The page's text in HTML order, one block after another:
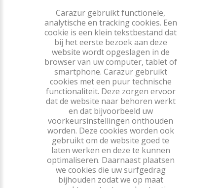
Carazur gebruikt functionele,
analytische en tracking cookies. Een
cookie is een klein tekstbestand dat
bij het eerste bezoek aan deze
website wordt opgeslagen in de
browser van uw computer, tablet of
smartphone. Carazur gebruikt
cookies met een puur technische
functionaliteit. Deze zorgen ervoor
dat de website naar behoren werkt
en dat bijvoorbeeld uw
voorkeursinstellingen onthouden
worden. Deze cookies worden ook
gebruikt om de website goed te
laten werken en deze te kunnen
optimaliseren. Daarnaast plaatsen
we cookies die uw surfgedrag
bijhouden zodat we op maat